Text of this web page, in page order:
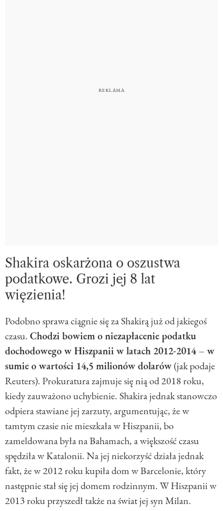
Shakira oskarżona o oszustwa
podatkowe. Grozi jej 8 lat
więzienia!
Podobno sprawa ciągnie się za Shakirą już od jakiegoś
czasu.Chodzi bowiem o niezapłacenie podatku
dochodowego w Hiszpanii w latach 2012-2014 – w
sumie o wartości 14,5 milionów dolarów(jak podaje
Reuters). Prokuratura zajmuje się nią od 2018 roku,
kiedy zauważono uchybienie. Shakira jednak stanowczo
odpiera stawiane jej zarzuty, argumentując, że w
tamtym czasie nie mieszkała w Hiszpanii, bo
zameldowana była na Bahamach, a większość czasu
spędziła w Katalonii. Na jej niekorzyść działa jednak
fakt, że w 2012 roku kupiła dom w Barcelonie, który
następnie stał się jej domem rodzinnym. W Hiszpanii w
2013 roku przyszedł także na świat jej syn Milan.